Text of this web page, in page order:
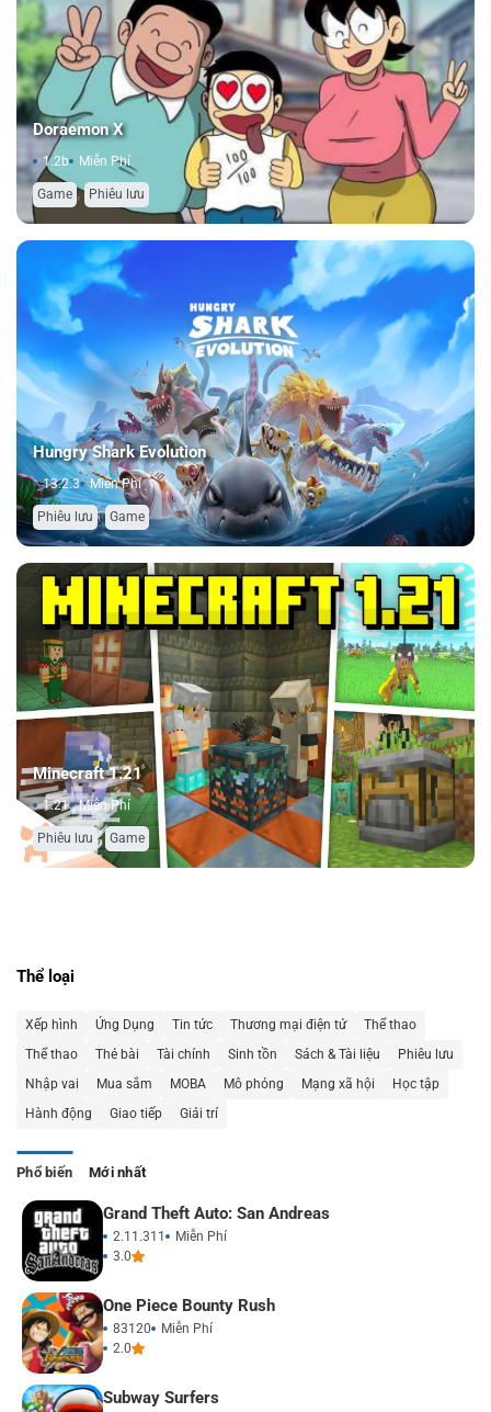
Doraemon X
1.2b Miễn Phí
Game , Phiêu lưu
Hungry Shark Evolution
13.2.3 Miễn Phí
Phiêu lưu , Game
Minecraft 1.21
1.21 Miễn Phí
Phiêu lưu , Game
Thể loại
Xếp hình Ứng Dụng Tin tức Thương mại điện tử
Thể thao
Thể thao
Thẻ bài Tài chính Sinh tồn Sách & Tài liệu
Phiêu lưu
Nhập vai
Mua sắm MOBA Mô phỏng Mạng xã hội
Học tập
Hành động
Giao tiếp Giải trí
Phổ biến Mới nhất
Grand Theft Auto: San Andreas
2.11.311
Miễn Phí
3.0
One Piece Bounty Rush
83120
Miễn Phí
2.0
Subway Surfers